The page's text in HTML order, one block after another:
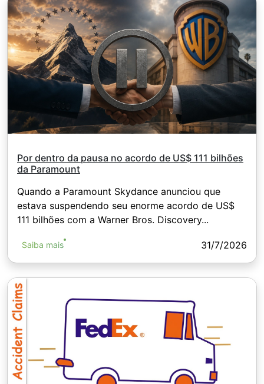
EUR / 100 JPY (para ações dos EUA apenas 1
USD)
Por dentro da pausa no acordo de US$ 111 bilhões
da Paramount
Quando a Paramount Skydance anunciou que
estava suspendendo seu enorme acordo de US$
111 bilhões com a Warner Bros. Discovery...
Saiba mais 31/7/2026